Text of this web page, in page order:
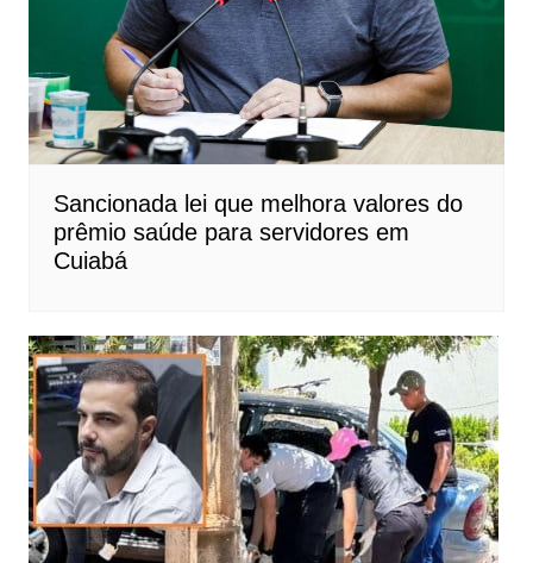
Sancionada lei que melhora valores do
prêmio saúde para servidores em
Cuiabá